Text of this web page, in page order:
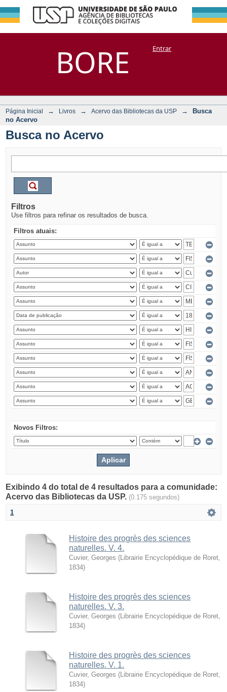
BORE
Busca no Acervo
DSpace/Manakin + CoriscoEntrar
Página Inicial → Livros → Acervo das Bibliotecas da USP →
Busca
no Acervo
Busca no Acervo
Filtros
Use filtros para refinar os resultados de busca.
Filtros atuais:
Novos Filtros:
Exibindo 4 do total de 4 resultados para a comunidade:
Acervo das Bibliotecas da USP. (0.175 segundos)
1
Histoire des progrès des sciences
naturelles. V. 4.
Cuvier, Georges ( Librairie Encyclopédique de Roret
1834)
Histoire des progrès des sciences
naturelles. V. 3.
Cuvier, Georges ( Librairie Encyclopédique de Roret
1834)
Histoire des progrès des sciences
naturelles. V. 1.
Cuvier, Georges ( Librairie Encyclopédique de Roret
1834)